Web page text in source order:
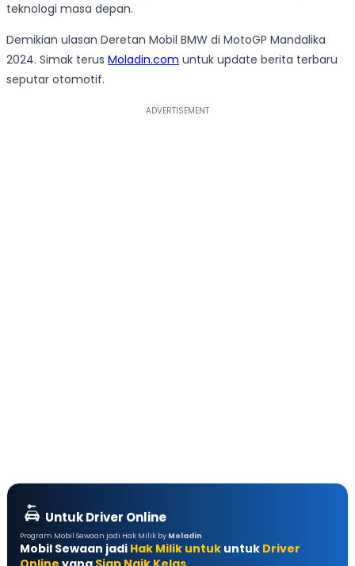
teknologi masa depan.
Demikian ulasan Deretan Mobil BMW di MotoGP Mandalika
2024. Simak terus Moladin.com untuk update berita terbaru
seputar otomotif.
Untuk Driver Online
Program Mobil Sewaan jadi Hak Milik by Moladin
Mobil Sewaan jadi Hak Milik untuk untuk Driver